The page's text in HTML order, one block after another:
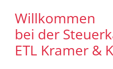
Willkommen
bei der
ETL Kramer &